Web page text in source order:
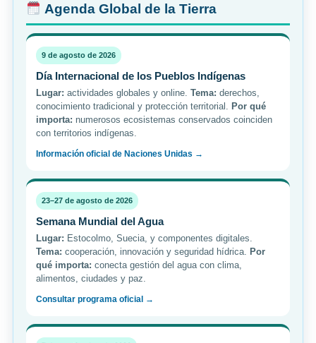
Agenda Global de la Tierra
9 de agosto de 2026
Día Internacional de los Pueblos Indígenas
Lugar: actividades globales y online. Tema: derechos,
conocimiento tradicional y protección territorial.
Por qué
importa: numerosos ecosistemas conservados coinciden
con territorios indígenas.
Información oficial de Naciones Unidas →
23–27 de agosto de 2026
Semana Mundial del Agua
Lugar: Estocolmo, Suecia, y componentes digitales.
Tema: cooperación, innovación y seguridad hídrica.
Por
qué importa: conecta gestión del agua con clima,
alimentos, ciudades y paz.
Consultar programa oficial →